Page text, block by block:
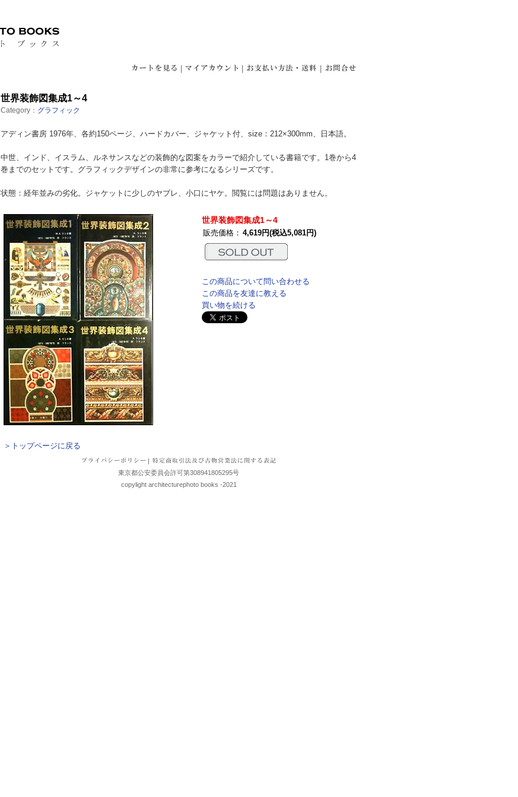
世界装飾図集成1～4
Category： グラフィック
アディン書房 1976年、各約150ページ、ハードカバー、ジャケット付、size：212×300mm、日本語。
中世、インド、イスラム、ルネサンスなどの装飾的な図案をカラーで紹介している書籍です。1巻から4
巻までのセットです。グラフィックデザインの非常に参考になるシリーズです。
状態：経年並みの劣化。ジャケットに少しのヤブレ、小口にヤケ。閲覧には問題はありません。
世界装飾図集成1～4
販売価格： 4,619円(税込5,081円)
この商品について問い合わせる
この商品を友達に教える
買い物を続ける
＞トップページに戻る
|
東京都公安委員会許可第308941805295号
copylight architecturephoto books -2021